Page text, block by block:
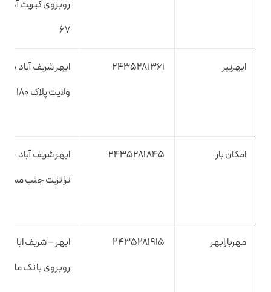
روبروی کبریت آذر
۶۷
ابهرتیر 2435281361
ابهر شریف آباد بلوار
ولایت پلاک ۱۸۰
امکان بار 2435281845
ابهر شریف آباد
ترانزیت جنب مسجد
مهربارابهر 2435281915
ابهر – شریف اباد –
روبروی بانک ملی